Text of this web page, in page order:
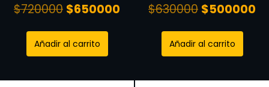
$720000 $650000
Añadir al carrito
$630000 $500000
Añadir al carrito